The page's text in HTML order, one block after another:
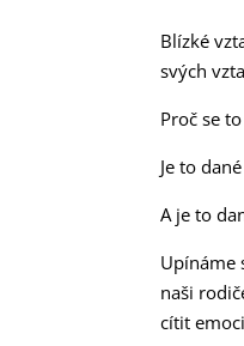
Blízké
svých
Proč se
Je to
A je to
Upínáme
naši
cítit